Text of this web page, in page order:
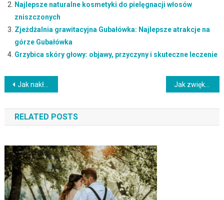
Najlepsze naturalne kosmetyki do pielęgnacji włosów
zniszczonych
Zjeżdżalnia grawitacyjna Gubałówka: Najlepsze atrakcje na
górze Gubałówka
Grzybica skóry głowy: objawy, przyczyny i skuteczne leczenie
Nawigacja
wpisu
Jak nakładać róż i rozświetlacz: poradnik dla zdrowego blasku Jak zwiększyć objętość oklapniętych włosów? Skuteczne metody i porady
RELATED POSTS